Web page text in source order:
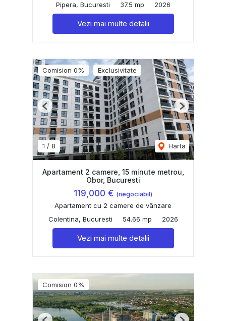
Pipera, Bucuresti
37.5 mp 2026
Vezi mai multe detalii
Comision 0% Exclusivitate
1 / 8 Harta
Previous Next
Apartament 2 camere, 15 minute metrou,
Obor, Bucuresti
119,000 € (negociabil)
Apartament cu 2 camere de vânzare
Colentina, Bucuresti
54.66 mp 2026
Vezi mai multe detalii
Comision 0%